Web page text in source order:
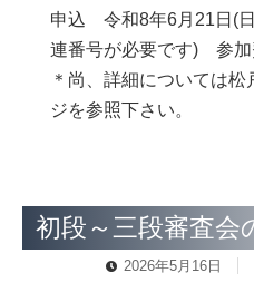
申込 令和8年6月21日(
連番号が必要です) 参加
＊尚、詳細については
ジを参照下さい。
初段～三段審査会
2026年5月16日